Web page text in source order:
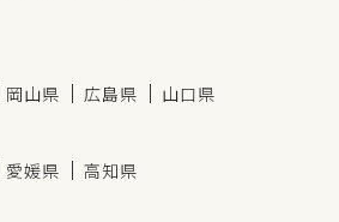
岡山県 広島県 山口県
愛媛県 高知県